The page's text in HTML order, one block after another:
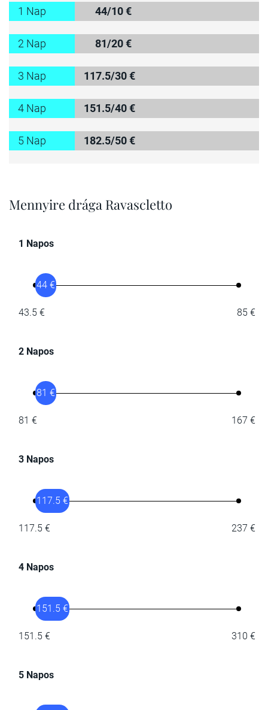
1 Nap 44/10 €
2 Nap 81/20 €
3 Nap 117.5/30 €
4 Nap 151.5/40 €
5 Nap 182.5/50 €
Mennyire drága Ravascletto
1 Napos
43.5 €
44 €
85 €
2 Napos
81 €
81 €
167 €
3 Napos
117.5 €
117.5 €
237 €
4 Napos
151.5 €
151.5 €
310 €
5 Napos